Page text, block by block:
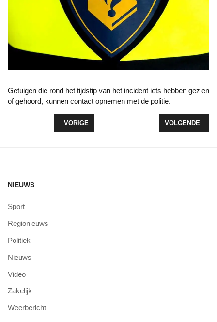
Getuigen die rond het tijdstip van het incident iets hebben gezien
of gehoord, kunnen contact opnemen met de politie.
VORIG ARTIKEL: BUSJE IN BRAND OP KORAAL,
VORIGE VOLGENDE
VOLGENDE
NIEUWS
Sport
Regionieuws
Politiek
Nieuws
Video
Zakelijk
Weerbericht